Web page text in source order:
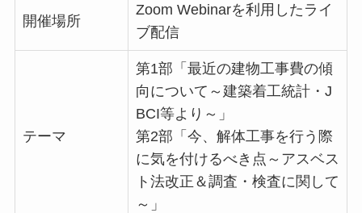
開催場所
Zoom Webinarを利用したライ
ブ配信
テーマ
第1部「最近の建物工事費の傾
向について～建築着工統計・J
BCI等より～」
第2部「今、解体工事を行う際
に気を付けるべき点～アスベス
ト法改正＆調査・検査に関して
～」